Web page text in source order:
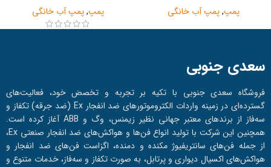
پمپ,پمپ آب خانگی
پمپ,پمپ آب خانگی
سعدی جنوبی
فروشگاه سعدی جنوبی با تکیه بر تجربه و تخصصَ خود، فعالیت‌های
گسترده‌ای در زمینه واردات الکتروموتورهای ضد انفجار Ex (ضد جرقه) تکفاز و
سه‌فاز از برندهای معتبر جهانی نظیر زیمنس، وگ و ABB آغاز کرده است.
همچنین این شرکت با تولید انواع فن‌ها و هواکش‌های ضد انفجار صنعتی Ex،
از جمله فن‌های سانتریفیوژ مکنده و دمنده، اگزاست فن‌های ضد انفجار و
هواکش‌های اکسیال دیواری و پرتابل، به صورت تکفاز و سه‌فاز، خدمات متنوع و